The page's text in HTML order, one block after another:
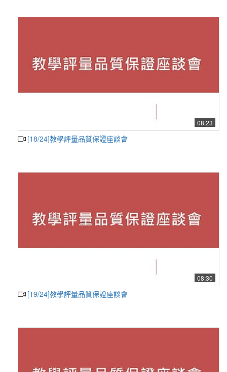
08:23
[18/24]教學評量品質保證座談會
08:30
[19/24]教學評量品質保證座談會